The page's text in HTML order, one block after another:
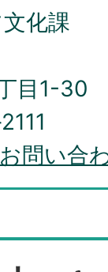
化課
目1-30
問い合